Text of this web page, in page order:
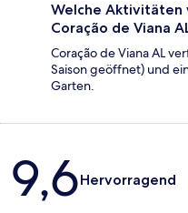
Welche Aktivitäten
Coração de Viana
Coração de Viana AL
Saison geöffnet) und
Garten.
Bewertungen
9,6Hervorragend